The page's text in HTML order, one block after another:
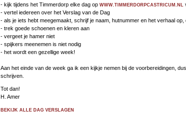
- kijk tijdens het Timmerdorp elke dag op WWW.TIMMERDORPCASTRICUM.NL
- vertel iedereen over het Verslag van de Dag
- als je iets hebt meegemaakt, schrijf je naam, hutnummer en het verhaal
- trek goede schoenen en kleren aan
- vergeet je hamer niet
- spijkers meenemen is niet nodig
- het wordt een gezellige week!
Aan het einde van de week ga ik een kijkje nemen bij de voorbereidingen,
schrijven.
Tot dan!
H. Amer
BEKIJK ALLE DAG VERSLAGEN